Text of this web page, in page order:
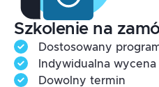
Szkolenie na
Dostosowany
Indywidualna wycena
Dowolny termin